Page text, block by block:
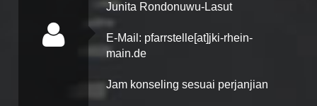
Junita Rondonuwu-Lasut
E-Mail: pfarrstelle[at]jki-rhein-
main.de
Jam konseling sesuai perjanjian